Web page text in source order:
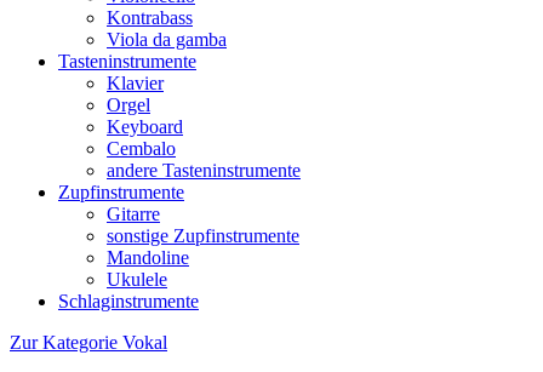
Kontrabass
Viola da gamba
Tasteninstrumente
Klavier
Orgel
Keyboard
Cembalo
andere Tasteninstrumente
Zupfinstrumente
Gitarre
sonstige Zupfinstrumente
Mandoline
Ukulele
Schlaginstrumente
Zur Kategorie Vokal